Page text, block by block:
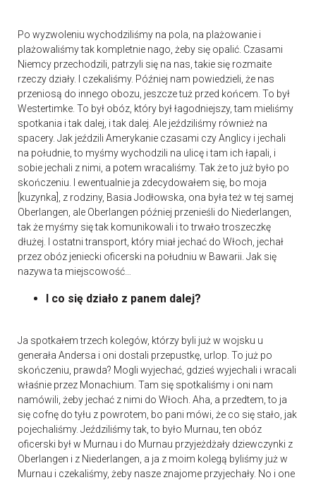
Po wyzwoleniu wychodziliśmy na pola, na plażowanie i
plażowaliśmy tak kompletnie nago, żeby się opalić. Czasami
Niemcy przechodzili, patrzyli się na nas, takie się rozmaite
rzeczy działy. I czekaliśmy. Później nam powiedzieli, że nas
przeniosą do innego obozu, jeszcze tuż przed końcem. To był
Westertimke. To był obóz, który był łagodniejszy, tam mieliśmy
spotkania i tak dalej, i tak dalej. Ale jeździliśmy również na
spacery. Jak jeździli Amerykanie czasami czy Anglicy i jechali
na południe, to myśmy wychodzili na ulicę i tam ich łapali, i
sobie jechali z nimi, a potem wracaliśmy. Tak że to już było po
skończeniu. I ewentualnie ja zdecydowałem się, bo moja
[kuzynka], z rodziny, Basia Jodłowska, ona była też w tej samej
Oberlangen, ale Oberlangen później przenieśli do Niederlangen,
tak że myśmy się tak komunikowali i to trwało troszeczkę
dłużej. I ostatni transport, który miał jechać do Włoch, jechał
przez obóz jeniecki oficerski na południu w Bawarii. Jak się
nazywa ta miejscowość…
I co się działo z panem dalej?
Ja spotkałem trzech kolegów, którzy byli już w wojsku u
generała Andersa i oni dostali przepustkę, urlop. To już po
skończeniu, prawda? Mogli wyjechać, gdzieś wyjechali i wracali
właśnie przez Monachium. Tam się spotkaliśmy i oni nam
namówili, żeby jechać z nimi do Włoch. Aha, a przedtem, to ja
się cofnę do tyłu z powrotem, bo pani mówi, że co się stało, jak
pojechaliśmy. Jeździliśmy tak, to było Murnau, ten obóz
oficerski był w Murnau i do Murnau przyjeżdżały dziewczynki z
Oberlangen i z Niederlangen, a ja z moim kolegą byliśmy już w
Murnau i czekaliśmy, żeby nasze znajome przyjechały. No i one